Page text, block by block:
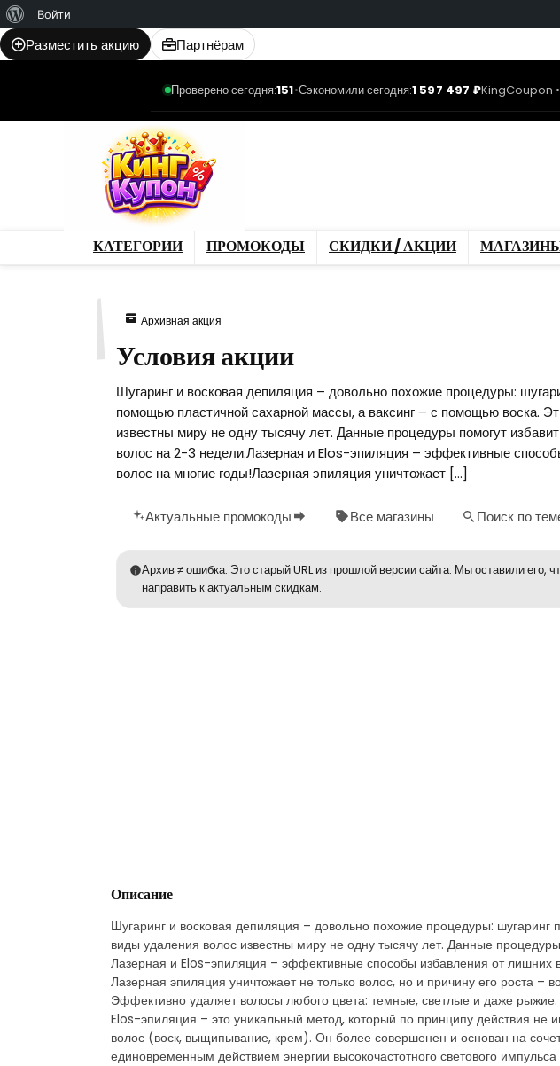
WordPress
Войти
Разместить акцию Партнёрам
Проверено сегодня:151•Сэкономили сегодня:1 597 497 ₽KingCoupon •
КАТЕГОРИИ ПРОМОКОДЫ СКИДКИ / АКЦИИ
Архивная акция
Условия акции
Шугаринг и восковая депиляция – довольно похожие процедуры:
помощью пластичной сахарной массы, а ваксинг – с помощью воска.
известны миру не одну тысячу лет. Данные процедуры помогут
волос на 2-3 недели.Лазерная и Elos-эпиляция – эффективные
волос на многие годы!Лазерная эпиляция уничтожает […]
Актуальные промокоды Все магазины Поиск по
Архив ≠ ошибка. Это старый URL из прошлой версии сайта. Мы оставили его,
направить к актуальным скидкам.
Описание
Шугаринг и восковая депиляция – довольно похожие процедуры:
виды удаления волос известны миру не одну тысячу лет. Данные
Лазерная и Elos-эпиляция – эффективные способы избавления от лишних
Лазерная эпиляция уничтожает не только волос, но и причину его роста
Эффективно удаляет волосы любого цвета: темные, светлые и даже
Elos-эпиляция – это уникальный метод, который по принципу действия
волос (воск, выщипывание, крем). Он более совершенен и основан на
единовременным действием энергии высокочастотного светового импульса